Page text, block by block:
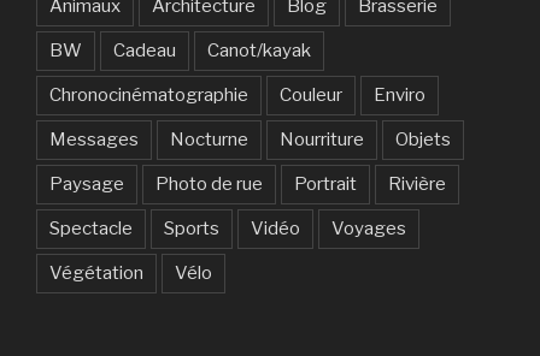
Animaux Architecture Blog Brasserie
BW Cadeau Canot/kayak
Chronocinématographie Couleur Enviro
Messages Nocturne Nourriture Objets
Paysage Photo de rue Portrait Rivière
Spectacle Sports Vidéo Voyages
Végétation Vélo